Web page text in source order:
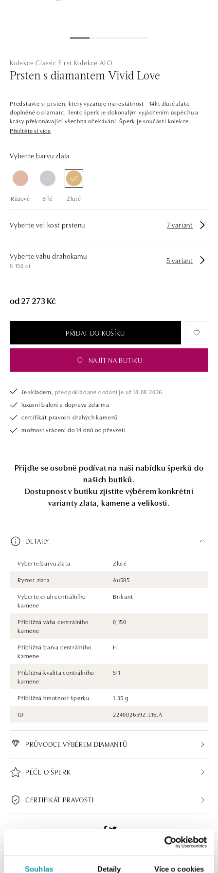
Souhlas Detaily Více o cookies
Kolekce Classic First Kolekce ALO
Prsten s diamantem Vivid Love
Představte si prsten, který vyzařuje majestátnost - 14kt žluté zlato
doplněné o diamant. Tento šperk je dokonalým vyjádřením úspěchu a
krásy překonávající všechna očekávání. Šperk je součástí kolekce
Classic First.
centrálními diamanty v několika barvách. Kolekce Classic First je snadno
náušnic s jedním až třemi dokonale broušenými diamanty a drahými
kameny. Šperky tvoří sladěné sety, ale najdete zde i samostatné kousky,
Společnost ALO diamonds vyrábí v Čechách šperky z diamantů a
opatřen certifikátem pravosti a dodán v luxusním balení. Ať už vybíráte
námi pouze šperk, ale také chytrou investici.
Přečtěte si více
Vyberte barvu zlata
Růžové Bílé Žluté
Vyberte velikost prstenu 7 variant
Vyberte váhu drahokamu
0.150 ct
5 variant
od 27 273 Kč
PŘIDAT DO KOŠÍKU
NAJÍT NA BUTIKU
Je skladem, předpokládané dodání je už 18.08.2026.
luxusní balení a doprava zdarma
certifikát pravosti drahých kamenů
možnost vrácení do 14 dnů od převzetí
Přijďte se osobně podívat na naši nabídku šperků do
našich butiků.
Dostupnost v butiku zjistíte výběrem konkrétní
varianty zlata, kamene a velikosti.
DETAILY
Vyberte barvu zlata
Žluté
Ryzost zlata
Au585
Vyberte druh centrálního
kamene
Briliant
Přibližná váha centrálního
kamene
0,150
Přibližná barva centrálního
kamene
H
Přibližná kvalita centrálního
kamene
SI1
Přibližná hmotnost šperku
1.35 g
ID
224002659Z.L16.A
PRŮVODCE VÝBĚREM DIAMANTŮ
PÉČE O ŠPERK
CERTIFIKÁT PRAVOSTI
ALO BUTIKY